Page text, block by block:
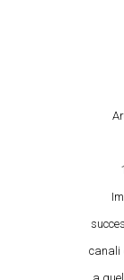
canali